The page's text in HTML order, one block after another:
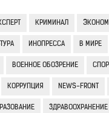
КРИМИНАЛ
ИНОПРЕССА В МИРЕ
ВОЕННОЕ ОБОЗРЕНИЕ СПОРТ
КОРРУПЦИЯ NEWS-FRONT
ЗДРАВООХРАНЕНИЕ